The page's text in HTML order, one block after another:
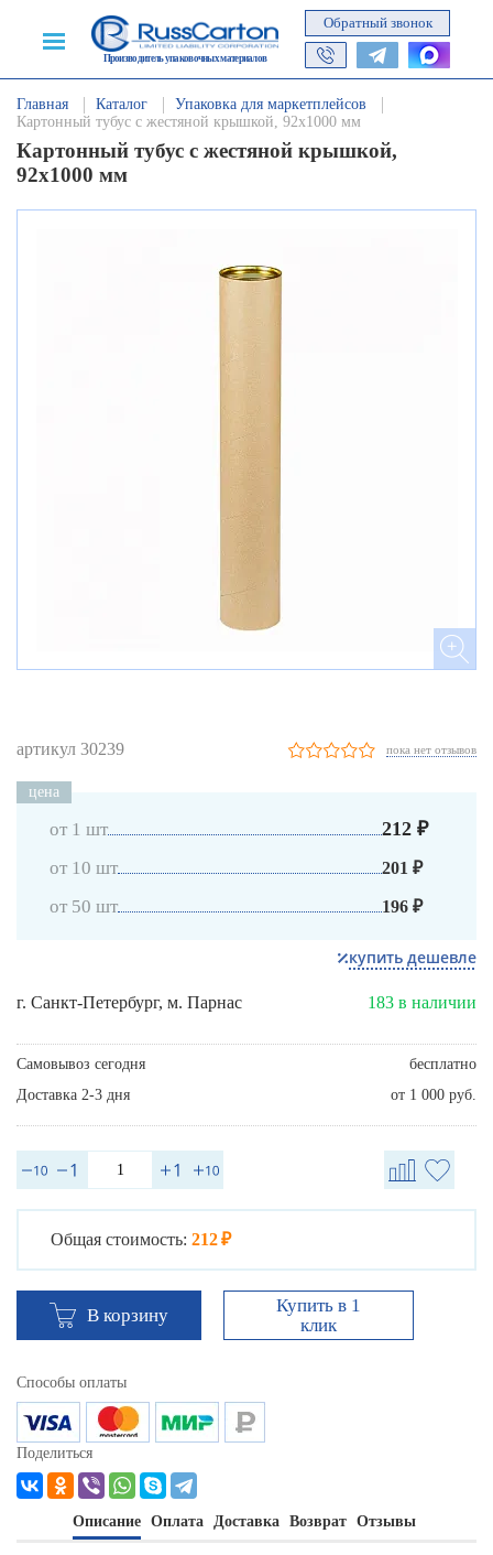
Производитель упаковочных материалов
Обратный звонок
Главная Каталог
Упаковка для маркетплейсов
Картонный тубус с жестяной крышкой, 92х1000 мм
Картонный тубус с жестяной крышкой,
92х1000 мм
артикул 30239 пока нет отзывов
цена
от 1 шт 212 ₽
от 10 шт 201 ₽
от 50 шт 196 ₽
купить дешевле
г. Санкт-Петербург, м. Парнас 183 в наличии
Самовывоз сегодня
бесплатно
Доставка 2-3 дня
от 1 000 руб.
Общая стоимость: 212 ₽
В корзину
Купить в 1
клик
Способы оплаты
Поделиться
Описание Оплата Доставка Возврат Отзывы